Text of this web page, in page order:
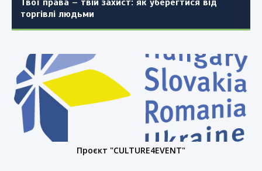
торгівлі людьми
Проєкт "CULTURE4EVENT"